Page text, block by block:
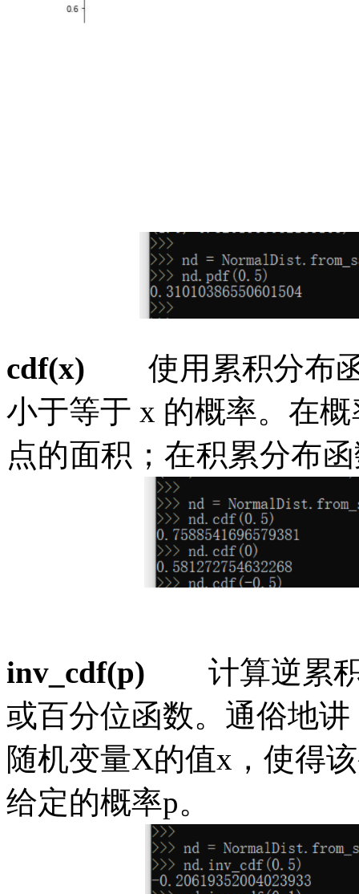
cdf(x)
使用累积分布
小于等于 x 的概率。 在
点的面积；在积累分布
inv_cdf(p)
计算逆累
或百分位函数。通俗地
随机变量X的值x，使得
给定的概率p。